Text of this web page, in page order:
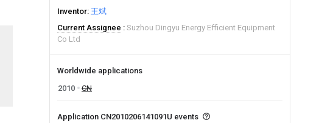
Inventor 王斌
Current Assignee
Suzhou Dingyu Energy Efficient Equipment
Co Ltd
Worldwide applications
2010
CN
Application CN2010206141091U events